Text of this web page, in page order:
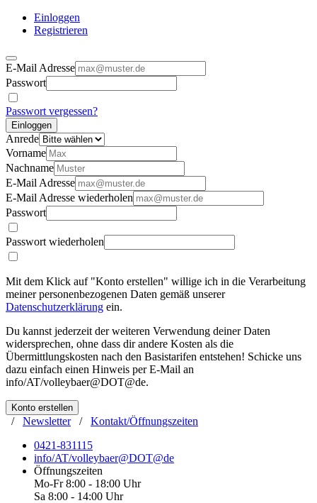
Einloggen
Registrieren
E-Mail Adresse
Passwort
Passwort vergessen?
Einloggen
Anrede
Vorname
Nachname
E-Mail Adresse
E-Mail Adresse wiederholen
Passwort
Passwort wiederholen
Mit dem Klick auf "Konto erstellen" willige ich in die Verarbeitung
meiner personenbezogenen Daten gemäß unserer
Datenschutzerklärung ein.
Du kannst jederzeit der weiteren Verwendung deiner Daten
widersprechen, ohne dass dir andere Kosten als die
Übermittlungskosten nach den Basistarifen entstehen! Schicke uns
dazu einfach einen Hinweis per E-Mail an
info/AT/volleybaer@DOT@de.
Konto erstellen
/ Newsletter/ Kontakt/Öffnungszeiten
0421-831115
info/AT/volleybaer@DOT@de
Öffnungszeiten
Mo-Fr 8:00 - 18:00 Uhr
Sa 8:00 - 14:00 Uhr